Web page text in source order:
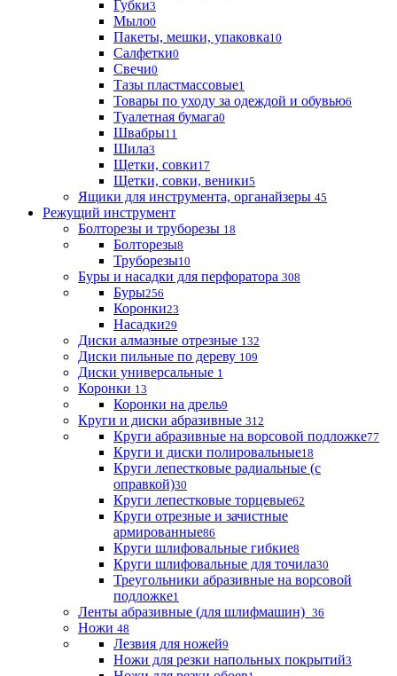
Губки3
Мыло0
Пакеты, мешки, упаковка10
Салфетки0
Свечи0
Тазы пластмассовые1
Товары по уходу за одеждой и обувью6
Туалетная бумага0
Швабры11
Шила3
Щетки, совки17
Щетки, совки, веники5
Ящики для инструмента, органайзеры 45
Режущий инструмент
Болторезы и труборезы 18
Болторезы8
Труборезы10
Буры и насадки для перфоратора 308
Буры256
Коронки23
Насадки29
Диски алмазные отрезные 132
Диски пильные по дереву 109
Диски универсальные 1
Коронки 13
Коронки на дрель9
Круги и диски абразивные 312
Круги абразивные на ворсовой подложке77
Круги и диски полировальные18
Круги лепестковые радиальные (с
оправкой)30
Круги лепестковые торцевые62
Круги отрезные и зачистные
армированные86
Круги шлифовальные гибкие8
Круги шлифовальные для точила30
Треугольники абразивные на ворсовой
подложке1
Ленты абразивные (для шлифмашин) 36
Ножи 48
Лезвия для ножей9
Ножи для резки напольных покрытий3